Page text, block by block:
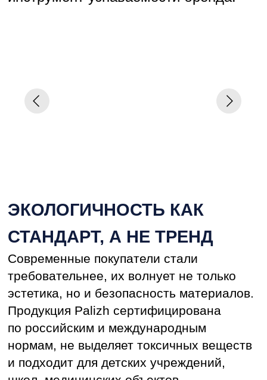
преимущество»
девелопера это дополнительный
ПРЕИМУЩЕСТВО
ВО ВРЕМЕНИ
подрядчику денег. Поэтому скорость
высыхания и укрывистость не просто
технические параметры, а часть
экономической модели строительства.
Современные материалы Palizh
позволяют наносить меньше слоев
и высыхают быстрее.
«Мы считаем технологичность
в днях и часах. Чем меньше